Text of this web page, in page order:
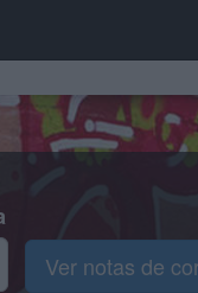
Ver notas de